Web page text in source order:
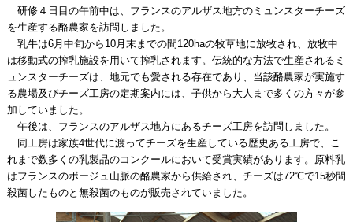
研修４日目の午前中は、フランスのアルザス地方のミュンスターチーズ
を生産する酪農家を訪問しました。
乳牛は6月中旬から10月末までの間120haの牧草地に放牧され、放牧中
は移動式の搾乳施設を用いて搾乳されます。伝統的な方法で生産されるミ
ュンスターチーズは、地元でも愛される存在であり、当該酪農家が実施す
る農場及びチーズ工房の定期案内には、子供から大人まで多くの方々が参
加していました。
午後は、フランスのアルザス地方にあるチーズ工房を訪問しました。
同工房は家族4世代に渡ってチーズを生産している歴史ある工房で、こ
れまで数多くの乳製品のコンクールにおいて受賞実績があります。原料乳
はフランスのボージュ山脈の酪農家から供給され、チーズは72℃で15秒間
殺菌したものと無殺菌のものが販売されていました。